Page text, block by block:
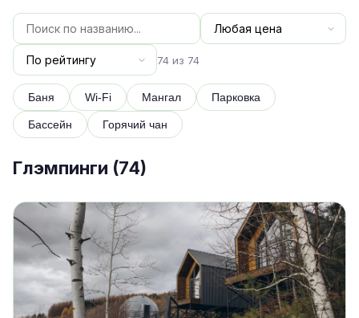
74 из 74
Баня Wi-Fi Мангал Парковка
Бассейн Горячий чан
Глэмпинги (74)